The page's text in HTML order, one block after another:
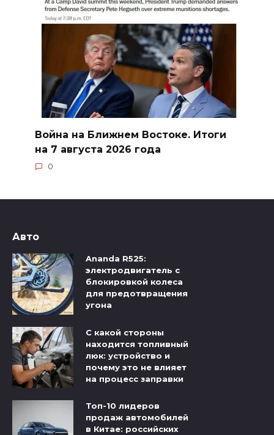
Война на Ближнем Востоке. Итоги
на 7 августа 2026 года
0
Авто
Ananda R525:
электродвигатель с
блокировкой колеса
для предотвращения
угона
С какой стороны
находится топливный
люк: устройство и
почему это не влияет
на процесс заправки
Топ-10 лидеров
продаж автомобилей
в Китае: российских